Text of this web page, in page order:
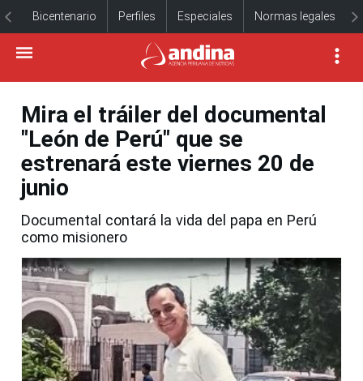
Bicentenario Perfiles Especiales Normas legales
Mira el tráiler del documental
"León de Perú" que se
estrenará este viernes 20 de
junio
Documental contará la vida del papa en Perú
como misionero